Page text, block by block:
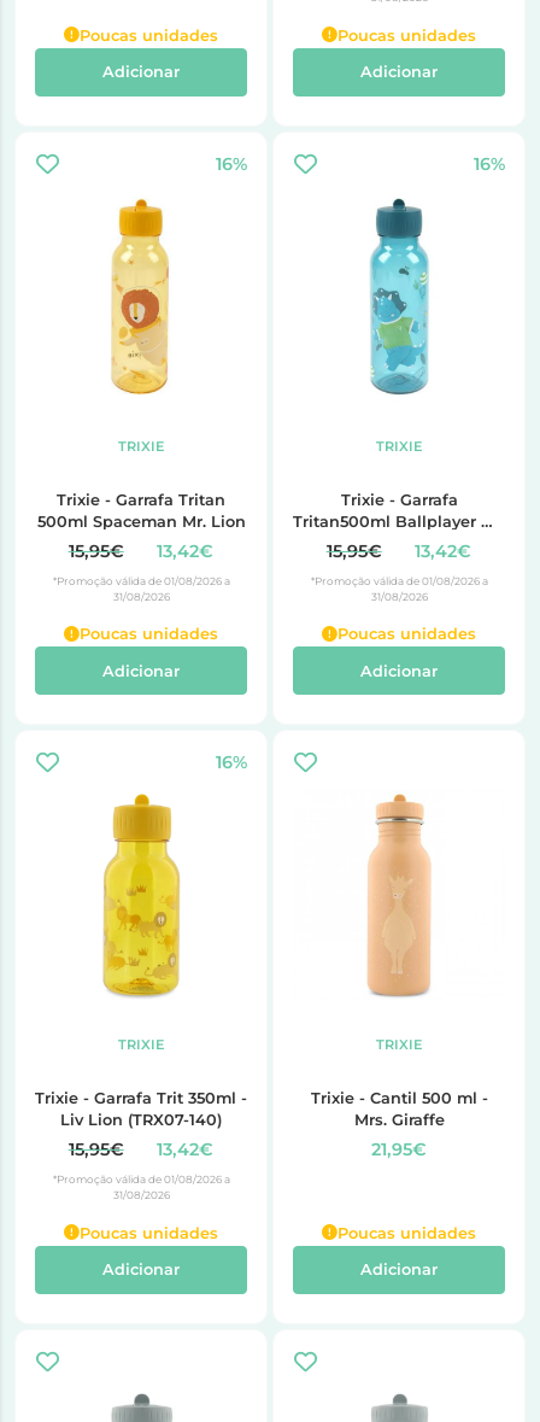
Poucas unidades
Adicionar
Poucas unidades
Adicionar
16%
TRIXIE
Trixie - Garrafa Tritan
500ml Spaceman Mr. Lion
15,95€ 13,42€
*Promoção válida de 01/08/2026 a
31/08/2026
Poucas unidades
Adicionar
16%
TRIXIE
Trixie - Garrafa
Tritan500ml Ballplayer Mr.
Tricer
15,95€ 13,42€
*Promoção válida de 01/08/2026 a
31/08/2026
Poucas unidades
Adicionar
16%
TRIXIE
Trixie - Garrafa Trit 350ml -
Liv Lion (TRX07-140)
15,95€ 13,42€
*Promoção válida de 01/08/2026 a
31/08/2026
Poucas unidades
Adicionar
TRIXIE
Trixie - Cantil 500 ml -
Mrs. Giraffe
21,95€
Poucas unidades
Adicionar